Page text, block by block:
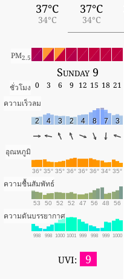
37°C
34°C
37°C
34°C
PM2.5
Sunday 9
ชั่วโมง 0 3 6 9 12 15 18 21
ความเร็วลม
2 4 3 2 4 8 7 3
อุณหภูมิ
36° 35° 35° 36° 36° 36° 34° 35°
ความชื้นสัมพัทธ์
53 50 52 52 47 56 48 56
ความดันบรรยากาศ
998 998 1000 1001 999 998 999 1000
UVI: 9